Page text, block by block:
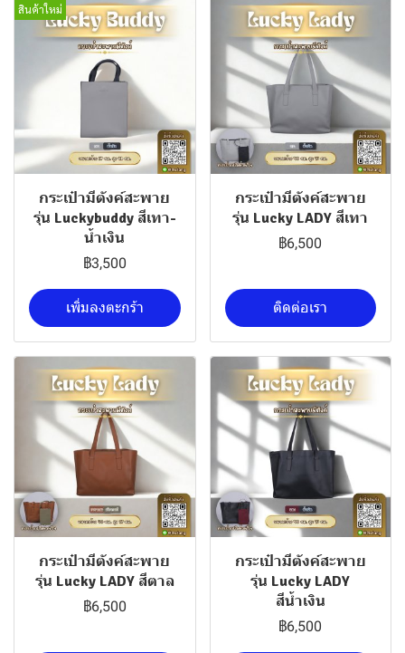
สินค้าใหม่
กระเป๋ามีตังค์สะพาย
รุ่น Luckybuddy สีเทา-
น้ำเงิน
฿3,500
เพิ่มลงตะกร้า
กระเป๋ามีตังค์สะพาย
รุ่น Lucky LADY สีเทา
฿6,500
ติดต่อเรา
กระเป๋ามีตังค์สะพาย
รุ่น Lucky LADY สีตาล
฿6,500
กระเป๋ามีตังค์สะพาย
รุ่น Lucky LADY
สีน้ำเงิน
฿6,500